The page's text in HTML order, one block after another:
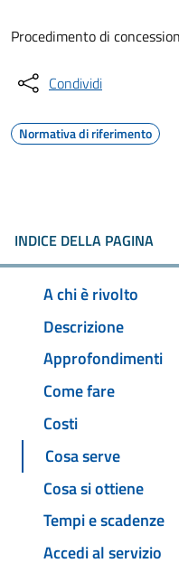
Procedimento di
Condividi
Normativa di riferimento
INDICE DELLA PAGINA
A chi è rivolto
Descrizione
Approfondimenti
Come fare
Costi
Cosa serve
Cosa si ottiene
Tempi e scadenze
Accedi al servizio